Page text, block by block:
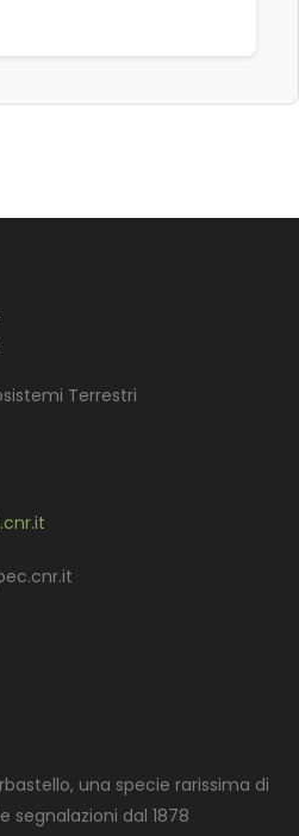
Terrestri
una specie rarissima di
segnalazioni dal 1878